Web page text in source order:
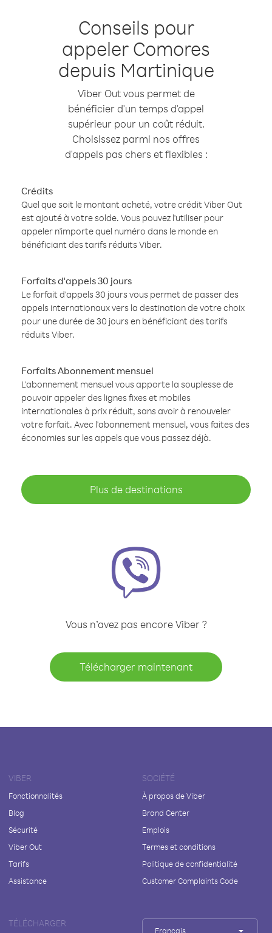
Conseils pour
appeler Comores
depuis Martinique
Viber Out vous permet de
bénéficier d'un temps d'appel
supérieur pour un coût réduit.
Choisissez parmi nos offres
d'appels pas chers et flexibles :
Crédits
Quel que soit le montant acheté, votre crédit Viber Out
est ajouté à votre solde. Vous pouvez l'utiliser pour
appeler n'importe quel numéro dans le monde en
bénéficiant des tarifs réduits Viber.
Forfaits d'appels 30 jours
Le forfait d'appels 30 jours vous permet de passer des
appels internationaux vers la destination de votre choix
pour une durée de 30 jours en bénéficiant des tarifs
réduits Viber.
Forfaits Abonnement mensuel
L'abonnement mensuel vous apporte la souplesse de
pouvoir appeler des lignes fixes et mobiles
internationales à prix réduit, sans avoir à renouveler
votre forfait. Avec l'abonnement mensuel, vous faites des
économies sur les appels que vous passez déjà.
Plus de destinations
Vous n’avez pas encore Viber ?
Télécharger maintenant
VIBER
Fonctionnalités
Blog
Sécurité
Viber Out
Tarifs
Assistance
SOCIÉTÉ
À propos de Viber
Brand Center
Emplois
Termes et conditions
Politique de confidentialité
Customer Complaints Code
TÉLÉCHARGER
Français